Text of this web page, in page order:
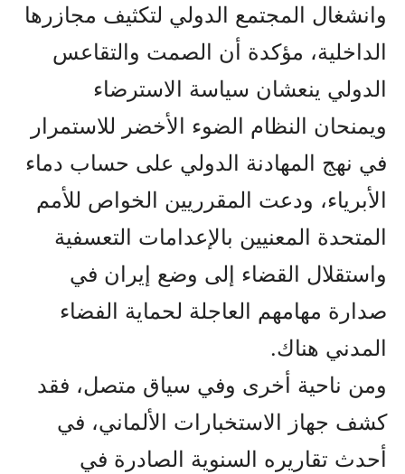
وانشغال المجتمع الدولي لتكثيف مجازرها
الداخلية، مؤكدة أن الصمت والتقاعس
الدولي ينعشان سياسة الاسترضاء
ويمنحان النظام الضوء الأخضر للاستمرار
في نهج المهادنة الدولي على حساب دماء
الأبرياء، ودعت المقرريين الخواص للأمم
المتحدة المعنيين بالإعدامات التعسفية
واستقلال القضاء إلى وضع إيران في
صدارة مهامهم العاجلة لحماية الفضاء
المدني هناك.
ومن ناحية أخرى وفي سياق متصل، فقد
كشف جهاز الاستخبارات الألماني، في
أحدث تقاريره السنوية الصادرة في